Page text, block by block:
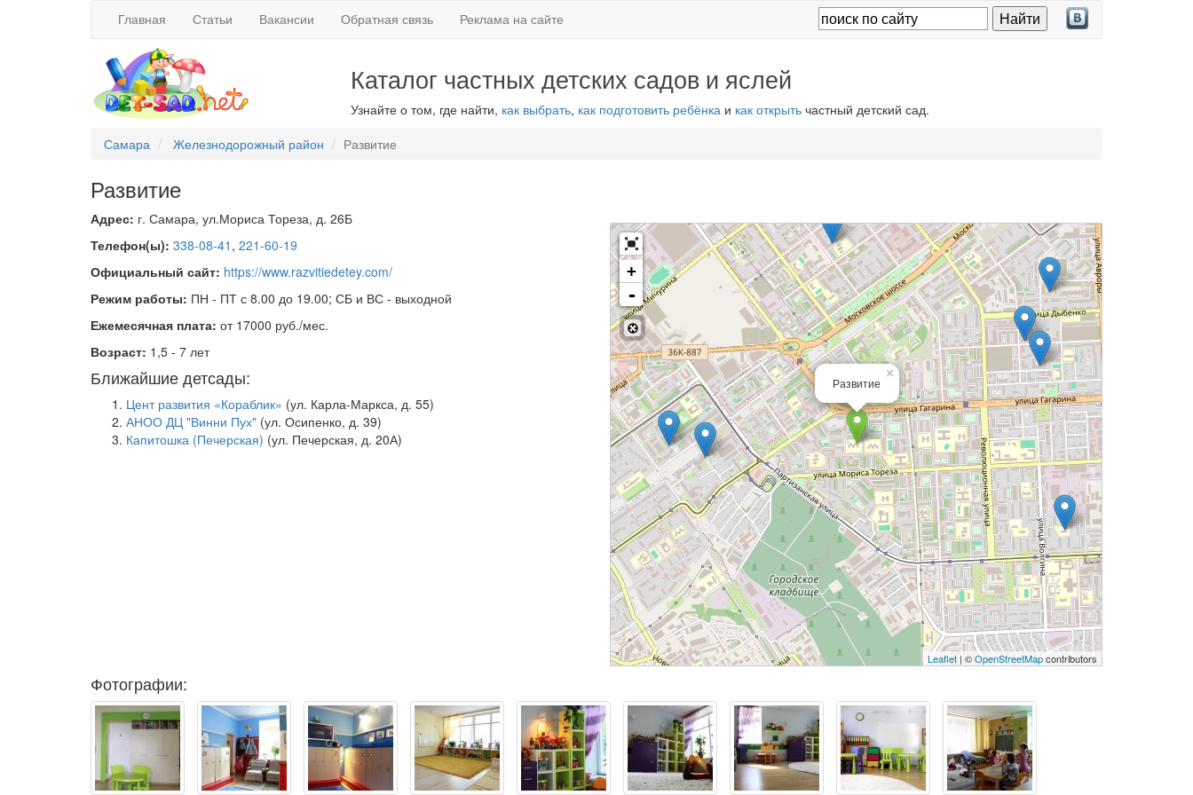
Главная Статьи Вакансии Обратная связь Реклама на сайте
Каталог частных детских садов и яслей
Узнайте о том, где найти, как выбрать, как подготовить ребёнкаи как открытьчастный детский сад.
Самара
Железнодорожный район Развитие
Развитие
Адрес: г. Самара, ул.Мориса Тореза, д. 26Б
Телефон(ы): 338-08-41 , 221-60-19
Официальный сайт: https://www.razvitiedetey.com/
Режим работы: ПН - ПТ с 8.00 до 19.00; СБ и ВС - выходной
Ежемесячная плата: от 17000 руб./мес.
Возраст: 1,5 - 7 лет
Ближайшие детсады:
Цент развития «Кораблик» (ул. Карла-Маркса, д. 55)
АНОО ДЦ "Винни Пух" (ул. Осипенко, д. 39)
Капитошка (Печерская) (ул. Печерская, д. 20А)
×
Развитие
+
-
Leaflet | ©OpenStreetMapcontributors
Фотографии: